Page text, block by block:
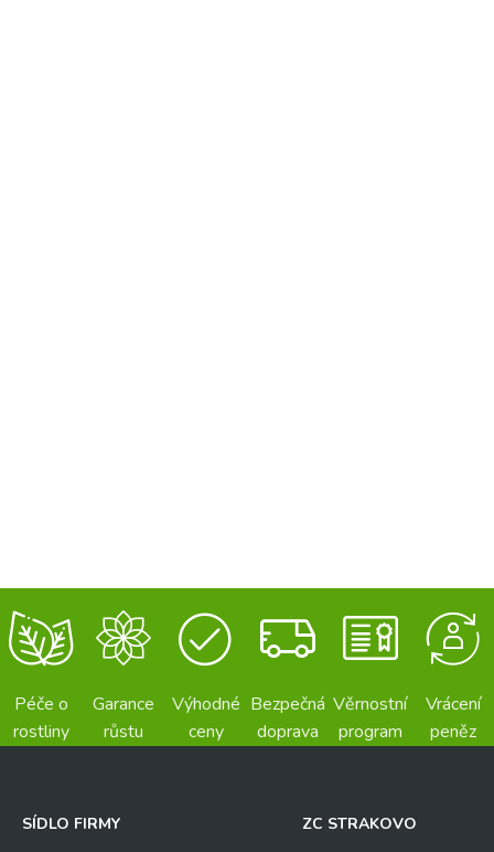
Péče o
rostliny
Garance
růstu
Výhodné
ceny
Bezpečná
doprava
Věrnostní
program
Vrácení
peněz
SÍDLO FIRMY
ZC STRAKOVO